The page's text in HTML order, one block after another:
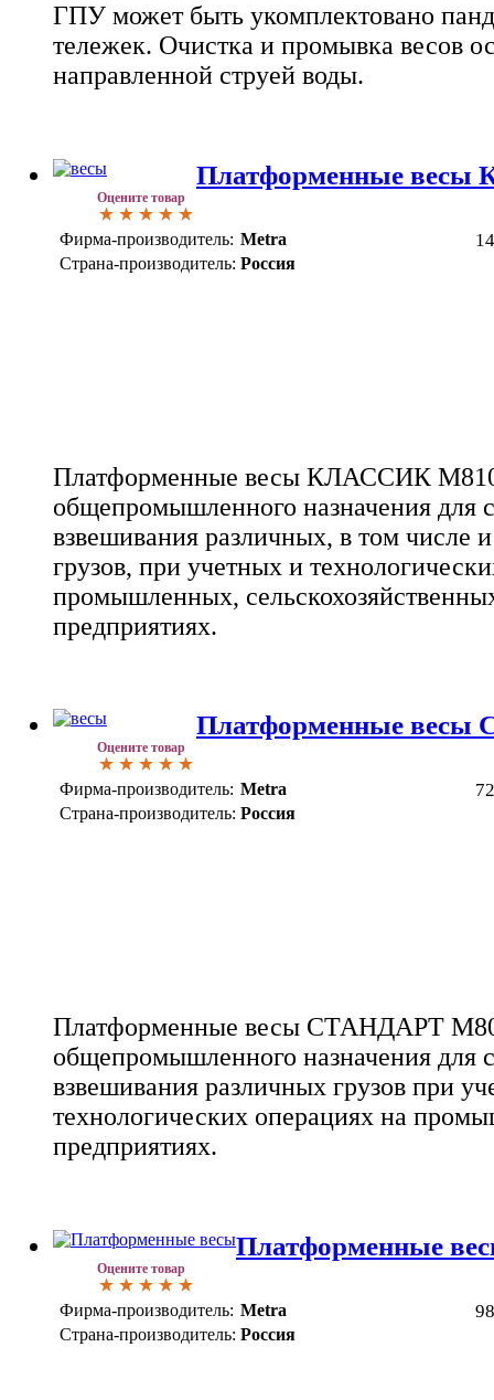
ГПУ может быть укомплектовано
тележек. Очистка и промывка весов
направленной струей воды.
Оцените товар
Платформенные
Фирма-производитель: Metra
Страна-производитель: Россия
Платформенные весы КЛАССИК
общепромышленного назначения для
взвешивания различных, в том числе
грузов, при учетных и
промышленных,
предприятиях.
Оцените товар
Платформенные
Фирма-производитель: Metra
Страна-производитель: Россия
Платформенные весы СТАНДАРТ
общепромышленного назначения для
взвешивания различных грузов при
технологических операциях на
предприятиях.
Оцените товар
Платформенные
Фирма-производитель: Metra
Страна-производитель: Россия